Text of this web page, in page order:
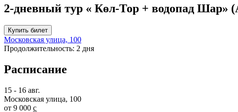
2-дневный тур « Көл-Тор + водопад Шар»
Купить билет
Московская улица, 100
Продолжительность: 2 дня
Расписание
15 - 16 авг.
Московская улица, 100
от 9 000 c̲